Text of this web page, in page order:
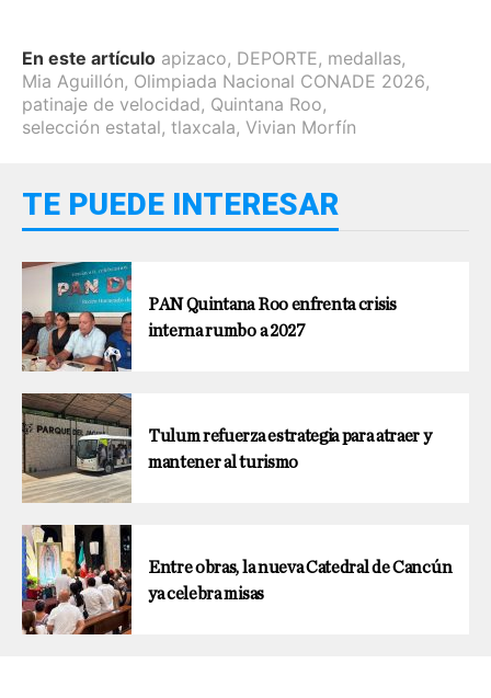
En este artículo apizaco, DEPORTE, medallas,
Mia Aguillón, Olimpiada Nacional CONADE 2026,
patinaje de velocidad, Quintana Roo,
selección estatal, tlaxcala, Vivian Morfín
TE PUEDE INTERESAR
PAN Quintana Roo enfrenta crisis
interna rumbo a 2027
Tulum refuerza estrategia para atraer y
mantener al turismo
Entre obras, la nueva Catedral de Cancún
ya celebra misas